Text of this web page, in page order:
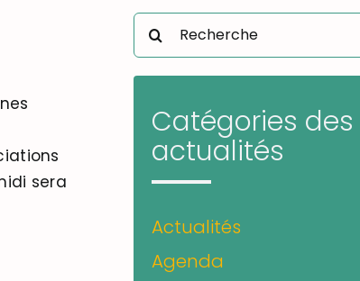
sera
Rechercher:
Catégories des
actualités
Actualités
Agenda